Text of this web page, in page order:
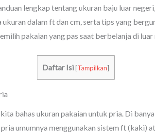
lengkap tentang ukuran baju luar
dalam ft dan cm, serta tips yang
pakaian yang pas saat berbelanja di luar
Daftar Isi[Tampilkan]
bahas ukuran pakaian untuk pria. Di
umumnya menggunakan sistem ft (kaki)